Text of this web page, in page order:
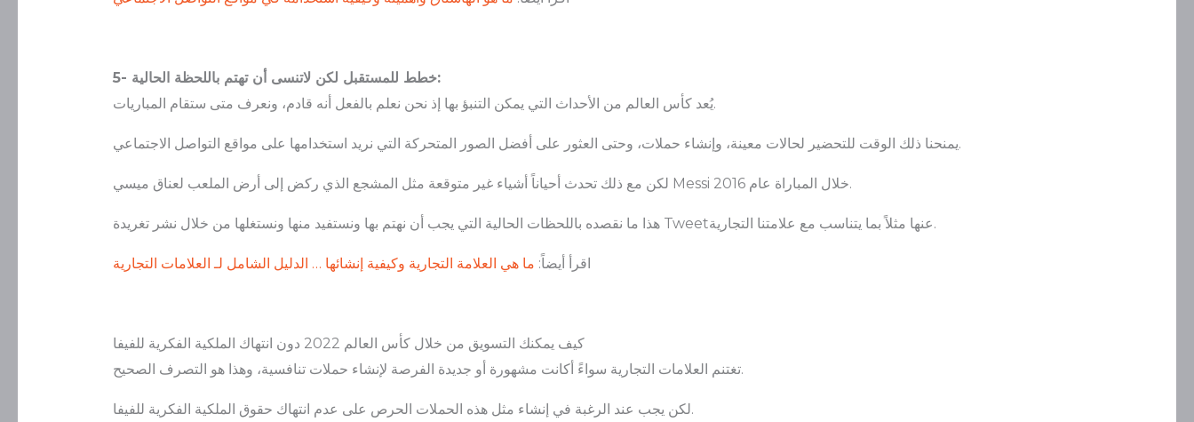
5- خطط للمستقبل لكن لاتنسى أن تهتم باللحظة الحالية:
يُعد كأس العالم من الأحداث التي يمكن التنبؤ بها إذ نحن نعلم بالفعل أنه قادم، ونعرف متى ستقام المباريات.
يمنحنا ذلك الوقت للتحضير لحالات معينة، وإنشاء حملات، وحتى العثور على أفضل الصور المتحركة التي نريد استخدامها على مواقع التواصل الاجتماعي.
لكن مع ذلك تحدث أحياناً أشياء غير متوقعة مثل المشجع الذي ركض إلى أرض الملعب لعناق ميسي Messi خلال المباراة عام 2016.
هذا ما نقصده باللحظات الحالية التي يجب أن نهتم بها ونستفيد منها ونستغلها من خلال نشر تغريدة Tweetعنها مثلاً بما يتناسب مع علامتنا التجارية.
اقرأ أيضاً: ما هي العلامة التجارية وكيفية إنشائها … الدليل الشامل لـ العلامات التجارية
‎كيف يمكنك التسويق من خلال كأس العالم 2022 دون انتهاك الملكية الفكرية للفيفا
تغتنم العلامات التجارية سواءً أكانت مشهورة أو جديدة الفرصة لإنشاء حملات تنافسية، وهذا هو التصرف الصحيح.
لكن يجب عند الرغبة في إنشاء مثل هذه الحملات الحرص على عدم انتهاك حقوق الملكية الفكرية للفيفا.